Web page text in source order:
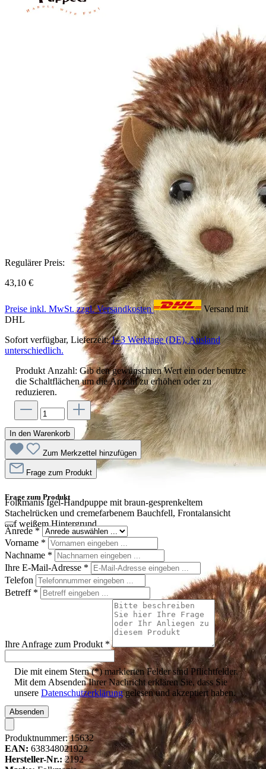
Folkmanis Igel-Handpuppe mit braun-gesprenkeltem
Stachelrücken und cremefarbenem Bauchfell, Frontalansicht
auf weißem Hintergrund
Regulärer Preis:
43,10 €
Preise inkl. MwSt. zzgl. Versandkosten
Versand mit
DHL
Sofort verfügbar, Lieferzeit:1–3 Werktage (DE), Ausland
unterschiedlich.
Produkt Anzahl: Gib den gewünschten Wert ein oder benutze
die Schaltflächen um die Anzahl zu erhöhen oder zu
reduzieren.
In den Warenkorb
Zum Merkzettel hinzufügen
Frage zum Produkt
Frage zum Produkt
Anrede *
Vorname *
Nachname *
Ihre E-Mail-Adresse *
Telefon
Betreff *
Ihre Anfrage zum Produkt *
Die mit einem Stern (*) markierten Felder sind Pflichtfelder.
Mit dem Absenden Ihrer Nachricht erklären Sie, dass Sie
unsere Datenschutzerklärunggelesen und akzeptiert haben.
Absenden
Produktnummer:15632
EAN: 638348021922
Hersteller-Nr.: 2192